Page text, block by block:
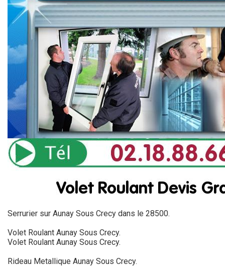
Serrurier sur Aunay Sous Crecy dans le 28500.
Volet Roulant Aunay Sous Crecy.
Volet Roulant Aunay Sous Crecy.
Rideau Metallique Aunay Sous Crecy.